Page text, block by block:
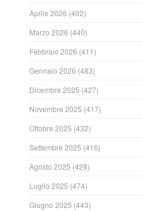
Aprile 2026 (402)
Marzo 2026 (440)
Febbraio 2026 (411)
Gennaio 2026 (483)
Dicembre 2025 (427)
Novembre 2025 (417)
Ottobre 2025 (432)
Settembre 2025 (416)
Agosto 2025 (428)
Luglio 2025 (474)
Giugno 2025 (443)